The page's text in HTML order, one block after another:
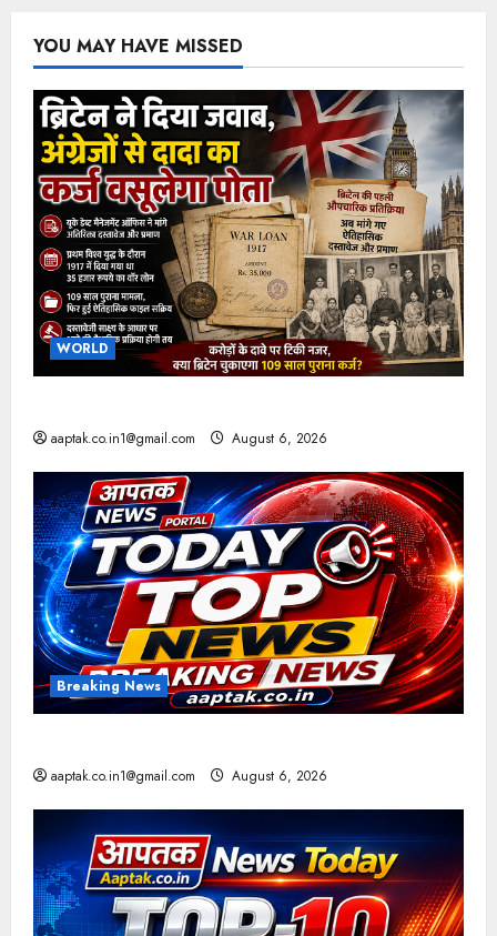
YOU MAY HAVE MISSED
WORLD
aaptak.co.in1@gmail.com August 6, 2026
Breaking News
aaptak.co.in1@gmail.com August 6, 2026